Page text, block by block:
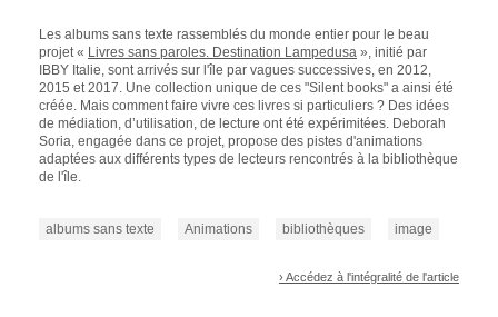
Les albums sans texte rassemblés du monde entier pour le beau
projet « Livres sans paroles. Destination Lampedusa », initié par
IBBY Italie, sont arrivés sur l'île par vagues successives, en 2012,
2015 et 2017. Une collection unique de ces "Silent books" a ainsi été
créée. Mais comment faire vivre ces livres si particuliers ? Des idées
de médiation, d’utilisation, de lecture ont été expérimitées. Deborah
Soria, engagée dans ce projet, propose des pistes d'animations
adaptées aux différents types de lecteurs rencontrés à la bibliothèque
de l'île.
albums sans texte Animations bibliothèques image
› Accédez à l'intégralité de l'article